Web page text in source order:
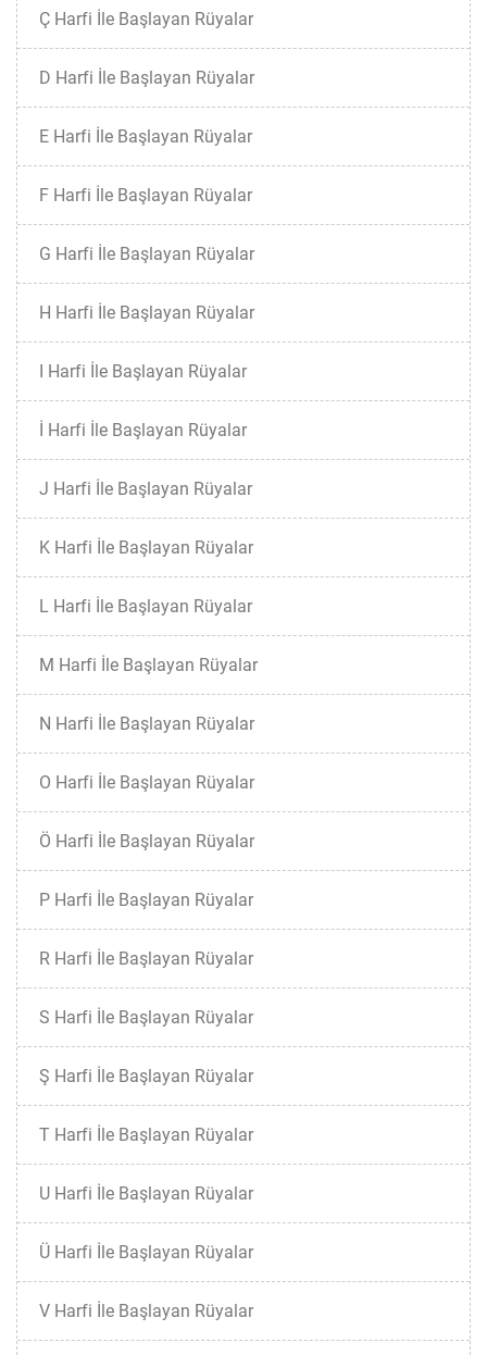
Ç Harfi İle Başlayan Rüyalar
D Harfi İle Başlayan Rüyalar
E Harfi İle Başlayan Rüyalar
F Harfi İle Başlayan Rüyalar
G Harfi İle Başlayan Rüyalar
H Harfi İle Başlayan Rüyalar
I Harfi İle Başlayan Rüyalar
İ Harfi İle Başlayan Rüyalar
J Harfi İle Başlayan Rüyalar
K Harfi İle Başlayan Rüyalar
L Harfi İle Başlayan Rüyalar
M Harfi İle Başlayan Rüyalar
N Harfi İle Başlayan Rüyalar
O Harfi İle Başlayan Rüyalar
Ö Harfi İle Başlayan Rüyalar
P Harfi İle Başlayan Rüyalar
R Harfi İle Başlayan Rüyalar
S Harfi İle Başlayan Rüyalar
Ş Harfi İle Başlayan Rüyalar
T Harfi İle Başlayan Rüyalar
U Harfi İle Başlayan Rüyalar
Ü Harfi İle Başlayan Rüyalar
V Harfi İle Başlayan Rüyalar